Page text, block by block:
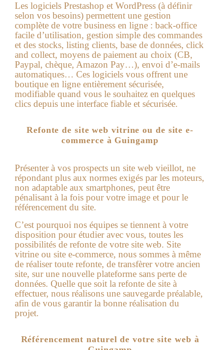
Les logiciels Prestashop et WordPress (à définir
selon vos besoins) permettent une gestion
complète de votre business en ligne : back-office
facile d’utilisation, gestion simple des commandes
et des stocks, listing clients, base de données, click
and collect, moyens de paiement au choix (CB,
Paypal, chèque, Amazon Pay…), envoi d’e-mails
automatiques… Ces logiciels vous offrent une
boutique en ligne entièrement sécurisée,
modifiable quand vous le souhaitez en quelques
clics depuis une interface fiable et sécurisée.
Refonte de site web vitrine ou de site e-
commerce à Guingamp
Présenter à vos prospects un site web vieillot, ne
répondant plus aux normes exigés par les moteurs,
non adaptable aux smartphones, peut être
pénalisant à la fois pour votre image et pour le
référencement du site.
C’est pourquoi nos équipes se tiennent à votre
disposition pour étudier avec vous, toutes les
possibilités de refonte de votre site web. Site
vitrine ou site e-commerce, nous sommes à même
de réaliser toute refonte, de transfèrer votre ancien
site, sur une nouvelle plateforme sans perte de
données. Quelle que soit la refonte de site à
effectuer, nous réalisons une sauvegarde préalable,
afin de vous garantir la bonne réalisation du
projet.
Référencement naturel de votre site web à